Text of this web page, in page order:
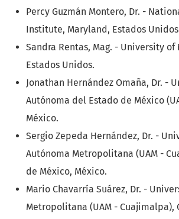
Percy Guzmán Montero, Dr. -
Institute, Maryland, Estados
Sandra Rentas, Mag. - University of
Estados Unidos.
Jonathan Hernández Omaña, Dr. -
Autónoma del Estado de México
México.
Sergio Zepeda Hernández, Dr. -
Autónoma Metropolitana (UAM -
de México, México.
Mario Chavarría Suárez, Dr. -
Metropolitana (UAM - Cuajimalpa),